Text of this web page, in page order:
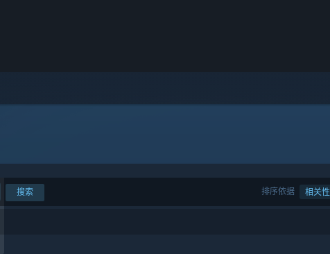
排序依据 相关性
搜索